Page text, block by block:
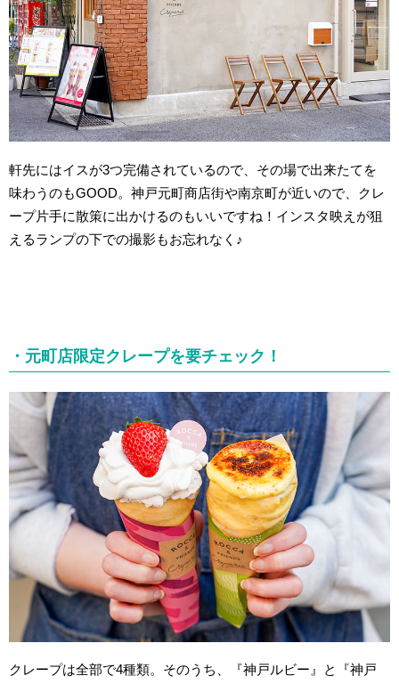
軒先にはイスが3つ完備されているので、その場で出来たてを
味わうのもGOOD。神戸元町商店街や南京町が近いので、クレ
ープ片手に散策に出かけるのもいいですね！インスタ映えが狙
えるランプの下での撮影もお忘れなく♪
・元町店限定クレープを要チェック！
クレープは全部で4種類。そのうち、『神戸ルビー』と『神戸